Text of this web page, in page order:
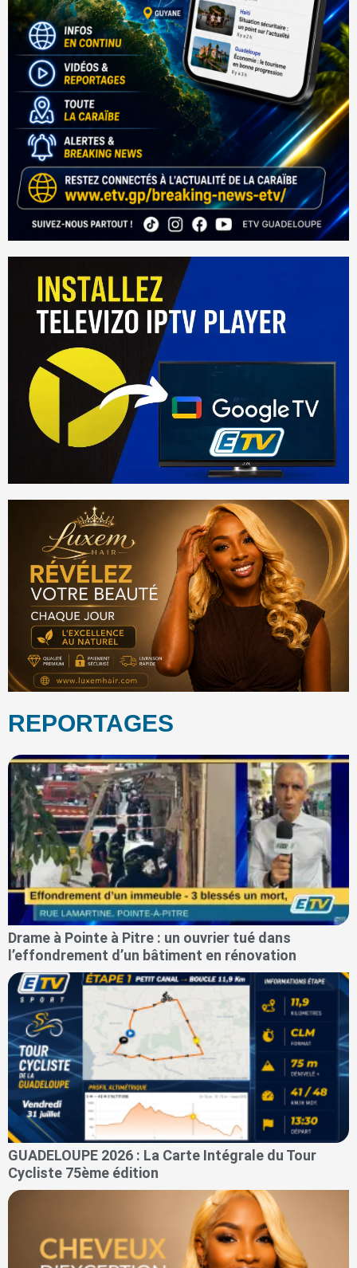
REPORTAGES
Drame à Pointe à Pitre : un ouvrier tué dans
l’effondrement d’un bâtiment en rénovation
GUADELOUPE 2026 : La Carte Intégrale du Tour
Cycliste 75ème édition